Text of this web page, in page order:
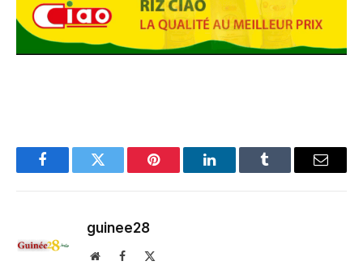
FacebookTwitter Pinterest LinkedInTumblr Email
guinee28
WebsiteFacebook